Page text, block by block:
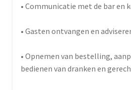
• Communicatie met de bar en
• Gasten ontvangen en
• Opnemen van bestelling,
bedienen van dranken en